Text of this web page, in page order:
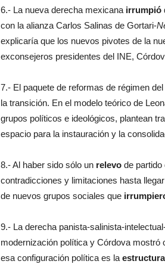
6.- La nueva derecha mexicana irrumpió
con la alianza Carlos Salinas de Gortari-
explicaría que los nuevos pivotes de la
exconsejeros presidentes del INE,
7.- El paquete de reformas de régimen
la transición. En el modelo teórico de
grupos políticos e ideológicos, plantean
espacio para la instauración y la
8.- Al haber sido sólo un relevo de partido
contradicciones y limitaciones hasta
de nuevos grupos sociales que
9.- La derecha panista-salinista-
modernización política y Córdova mostró
esa configuración política es la estructura